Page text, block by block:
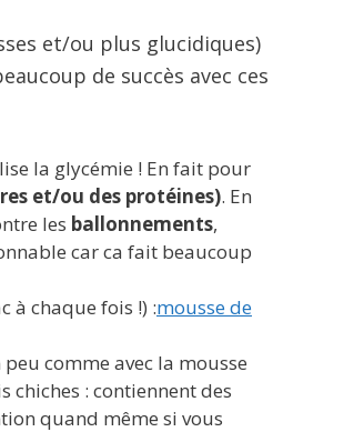
et/ou plus glucidiques)
de succès avec ces
la glycémie ! En fait pour
et/ou des protéines). En
les ballonnements,
car ca fait beaucoup
à chaque fois !) :mousse de
peu comme avec la mousse
chiches : contiennent des
quand même si vous